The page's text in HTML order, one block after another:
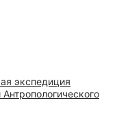
экспедиция